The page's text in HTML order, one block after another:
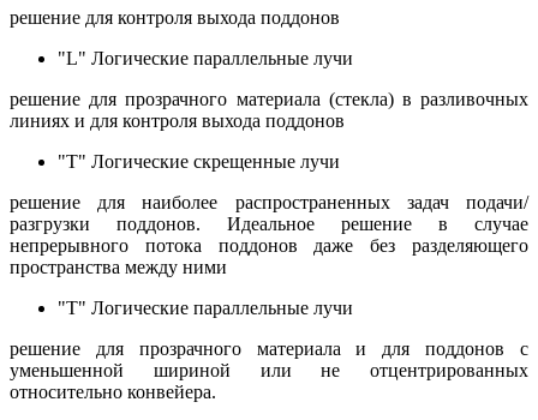
решение для контроля выхода поддонов
"L" Логические параллельные лучи
решение для прозрачного материала (стекла) в разливочных
линиях и для контроля выхода поддонов
"T" Логические скрещенные лучи
решение для наиболее распространенных задач подачи/
разгрузки поддонов. Идеальное решение в случае
непрерывного потока поддонов даже без разделяющего
пространства между ними
"T" Логические параллельные лучи
решение для прозрачного материала и для поддонов с
уменьшенной шириной или не отцентрированных
относительно конвейера.